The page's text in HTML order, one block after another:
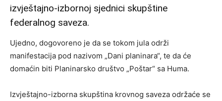
izvještajno-izbornoj sjednici skupštine
federalnog saveza.
Ujedno, dogovoreno je da se tokom jula održi
manifestacija pod nazivom „Dani planinara“, te da će
domaćin biti Planinarsko društvo „Poštar“ sa Huma.
Izvještajno-izborna skupština krovnog saveza održaće se